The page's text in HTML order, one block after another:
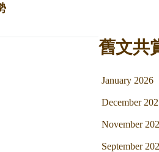
舊文共
January 2026
December
November
September